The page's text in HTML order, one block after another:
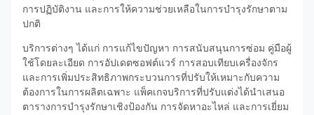
การปฏิบัติงาน และการให้ความช่วยเหลือในการบำรุงรักษาตาม
ปกติ
บริการต่างๆ ได้แก่ การแก้ไขปัญหา การสนับสนุนการซ่อม คู่มือผู้
ใช้โดยละเอียด การอัปเดตซอฟต์แวร์ การสอบเทียบเครื่องจักร
และการเพิ่มประสิทธิภาพกระบวนการที่ปรับให้เหมาะกับความ
ต้องการในการผลิตเฉพาะ แพ็คเกจบริการที่ปรับแต่งได้นำเสนอ
ตารางการบำรุงรักษาเชิงป้องกัน การจัดหาอะไหล่ และการเยี่ยม